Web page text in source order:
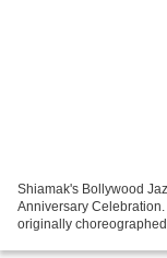
Shiamak's Bollywood
Anniversary
originally